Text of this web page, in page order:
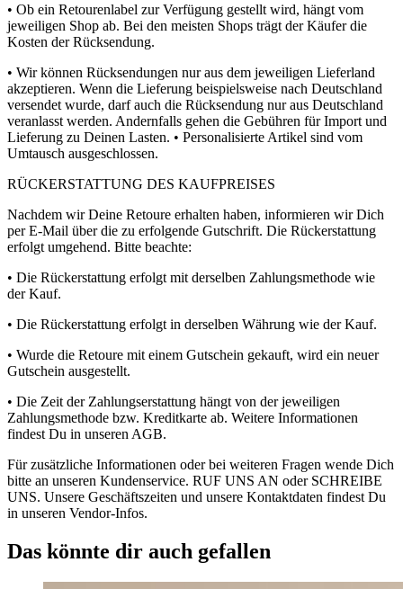
• Ob ein Retourenlabel zur Verfügung gestellt wird, hängt vom
jeweiligen Shop ab. Bei den meisten Shops trägt der Käufer die
Kosten der Rücksendung.
• Wir können Rücksendungen nur aus dem jeweiligen Lieferland
akzeptieren. Wenn die Lieferung beispielsweise nach Deutschland
versendet wurde, darf auch die Rücksendung nur aus Deutschland
veranlasst werden. Andernfalls gehen die Gebühren für Import und
Lieferung zu Deinen Lasten. • Personalisierte Artikel sind vom
Umtausch ausgeschlossen.
RÜCKERSTATTUNG DES KAUFPREISES
Nachdem wir Deine Retoure erhalten haben, informieren wir Dich
per E-Mail über die zu erfolgende Gutschrift. Die Rückerstattung
erfolgt umgehend. Bitte beachte:
• Die Rückerstattung erfolgt mit derselben Zahlungsmethode wie
der Kauf.
• Die Rückerstattung erfolgt in derselben Währung wie der Kauf.
• Wurde die Retoure mit einem Gutschein gekauft, wird ein neuer
Gutschein ausgestellt.
• Die Zeit der Zahlungserstattung hängt von der jeweiligen
Zahlungsmethode bzw. Kreditkarte ab. Weitere Informationen
findest Du in unseren AGB.
Für zusätzliche Informationen oder bei weiteren Fragen wende Dich
bitte an unseren Kundenservice. RUF UNS AN oder SCHREIBE
UNS. Unsere Geschäftszeiten und unsere Kontaktdaten findest Du
in unseren Vendor-Infos.
Das könnte dir auch gefallen